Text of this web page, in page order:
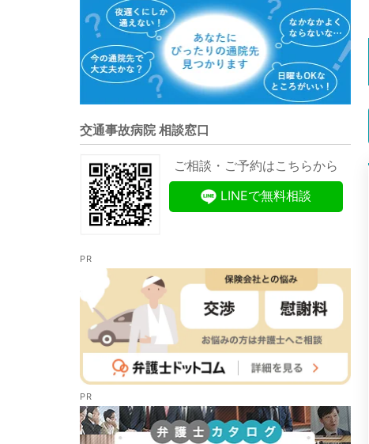
交通事故病院 相談窓口
ご相談・ご予約はこちらから
LINEで無料相談